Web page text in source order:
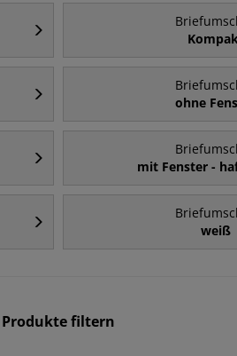
ohne
mit Fenster -
weiß
Produkte filtern